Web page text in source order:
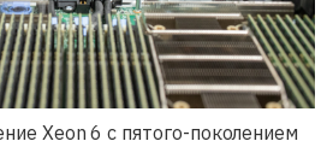
Xeon 6 с пятого-поколением